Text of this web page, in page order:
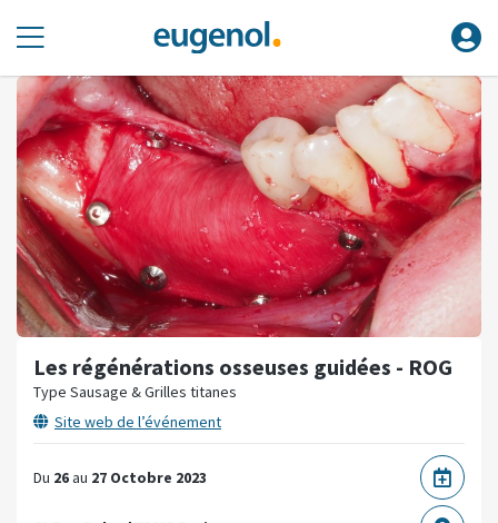
Les régénérations osseuses guidées - ROG
Type Sausage & Grilles titanes
Site web de l’événement
Du 26au 27 Octobre 2023